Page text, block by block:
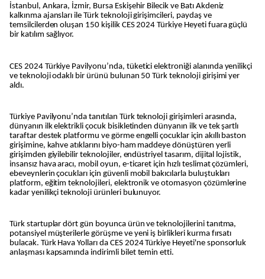
İstanbul, Ankara, İzmir, Bursa Eskişehir Bilecik ve Batı Akdeniz
kalkınma ajansları ile Türk teknoloji girişimcileri, paydaş ve
temsilcilerden oluşan 150 kişilik CES 2024 Türkiye Heyeti fuara güçlü
bir katılım sağlıyor.
CES 2024 Türkiye Pavilyonu’nda, tüketici elektroniği alanında yenilikçi
ve teknoloji odaklı bir ürünü bulunan 50 Türk teknoloji girişimi yer
aldı.
Türkiye Pavilyonu’nda tanıtılan Türk teknoloji girişimleri arasında,
dünyanın ilk elektrikli çocuk bisikletinden dünyanın ilk ve tek şartlı
taraftar destek platformu ve görme engelli çocuklar için akıllı baston
girişimine, kahve atıklarını biyo-ham maddeye dönüştüren yerli
girişimden giyilebilir teknolojiler, endüstriyel tasarım, dijital lojistik,
insansız hava aracı, mobil oyun, e-ticaret için hızlı teslimat çözümleri,
ebeveynlerin çocukları için güvenli mobil bakıcılarla buluştukları
platform, eğitim teknolojileri, elektronik ve otomasyon çözümlerine
kadar yenilikçi teknoloji ürünleri bulunuyor.
Türk startuplar dört gün boyunca ürün ve teknolojilerini tanıtma,
potansiyel müşterilerle görüşme ve yeni iş birlikleri kurma fırsatı
bulacak. Türk Hava Yolları da CES 2024 Türkiye Heyeti'ne sponsorluk
anlaşması kapsamında indirimli bilet temin etti.